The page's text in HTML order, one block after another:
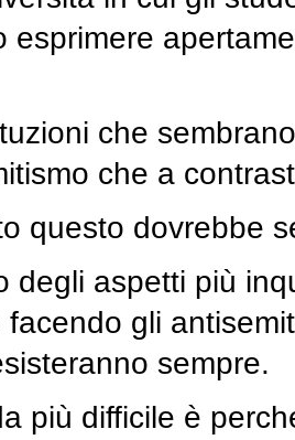
esprimere
che
che a
questo dovrebbe
degli aspetti più
facendo gli
sempre.
più difficile è